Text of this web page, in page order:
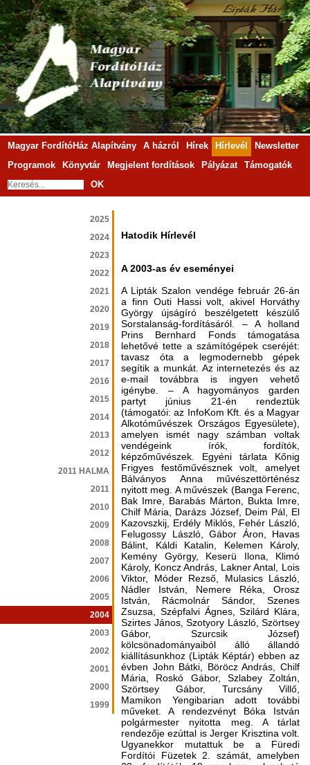
Magyar FordítóHáz Alapítvány A házról Hírek Hírlevél
Newsletter
Programok
Könyvtár Megjelent fordítások Pályázat
Támogatók
OK
2025
2024
2023
2022
2021
2020
2019
2018
2017
2016
2015
2014
2013
2012
2011 HALMA
2011
2010
2009
2008
2007
2006
2005
2004
2003
2002
2001
2000
1999
Hatodik Hírlevél
A 2003-as év eseményei
A Lipták Szalon vendége február 26-án
a finn Outi Hassi volt, akivel Horváthy
György újságíró beszélgetett készülő
Sorstalanság-fordításáról. – A holland
Prins Bernhard Fonds támogatása
lehetővé tette a számítógépek cseréjét:
tavasz óta a legmodernebb gépek
segítik a munkát. Az internetezés és az
e-mail továbbra is ingyen vehető
igénybe. – A hagyományos garden
partyt június 21-én rendeztük
(támogatói: az InfoKom Kft. és a Magyar
Alkotóművészek Országos Egyesülete),
amelyen ismét nagy számban voltak
vendégeink írók, fordítók,
képzőművészek. Egyéni tárlata Kőnig
Frigyes festőművésznek volt, amelyet
Bálványos Anna művészettörténész
nyitott meg. A művészek (Banga Ferenc,
Bak Imre, Barabás Márton, Bukta Imre,
Chilf Mária, Darázs József, Deim Pál, El
Kazovszkij, Erdély Miklós, Fehér László,
Felugossy László, Gábor Áron, Havas
Bálint, Káldi Katalin, Kelemen Károly,
Kemény György, Keserü Ilona, Klimó
Károly, Koncz András, Lakner Antal, Lois
Viktor, Móder Rezső, Mulasics László,
Nádler István, Nemere Réka, Orosz
István, Rácmolnár Sándor, Szenes
Zsuzsa, Szépfalvi Ágnes, Szilárd Klára,
Szirtes János, Szotyory László, Szörtsey
Gábor, Szurcsik József)
kölcsönadományaiból álló állandó
kiállításunkhoz (Lipták Képtár) ebben az
évben John Bátki, Böröcz András, Chilf
Mária, Roskó Gábor, Szlabey Zoltán,
Szörtsey Gábor, Turcsány Villő,
Mamikon Yengibarian adott további
műveket. A rendezvényt Bóka István
polgármester nyitotta meg. A tárlat
rendezője ezúttal is Jerger Krisztina volt.
Ugyanekkor mutattuk be a Füredi
Fordítói Füzetek 2. számát, amelyben